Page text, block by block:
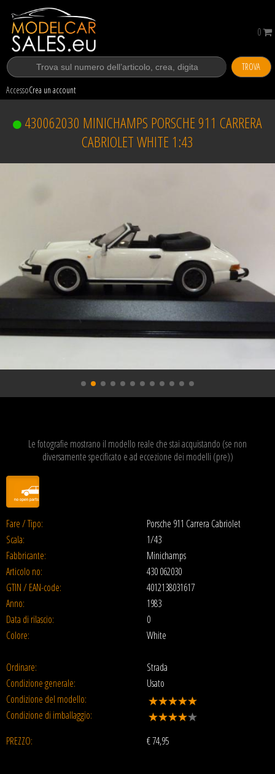
TROVA
AccessoCrea un account
0
430062030 MINICHAMPS PORSCHE 911 CARRERA
CABRIOLET WHITE 1:43
Le fotografie mostrano il modello reale che stai acquistando (se non
diversamente specificato e ad eccezione dei modelli (pre))
Fare / Tipo:
Porsche 911 Carrera Cabriolet
Scala:
1/43
Fabbricante:
Minichamps
Articolo no:
430 062030
GTIN / EAN-code:
4012138031617
Anno:
1983
Data di rilascio:
0
Colore:
White
Ordinare:
Strada
Condizione generale:
Usato
Condizione del modello:
Condizione di imballaggio:
PREZZO:
€74,95